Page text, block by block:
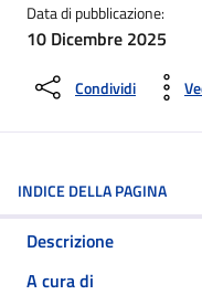
Data di pubblicazione:
10 Dicembre 2025
Condividi
INDICE DELLA PAGINA
Descrizione
A cura di